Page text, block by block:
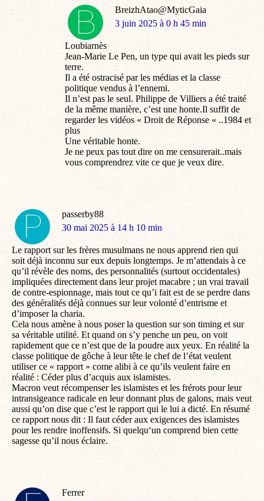
BreizhAtao@MyticGaia
dit
3 juin 2025 à 0 h 45 min
Loubiarnès
Jean-Marie Le Pen, un type qui avait les pieds sur
terre.
Il a été ostracisé par les médias et la classe
politique vendus à l’ennemi.
Il n’est pas le seul. Philippe de Villiers a été traité
de la même manière, c’est une honte.Il suffit de
regarder les vidéos « Droit de Réponse « ..1984 et
plus
Une véritable honte.
Je ne peux pas tout dire on me censurerait..mais
vous comprendrez vite ce que je veux dire.
passerby88
dit
30 mai 2025 à 14 h 10 min
Le rapport sur les frères musulmans ne nous apprend rien qui
soit déjà inconnu sur eux depuis longtemps. Je m’attendais à ce
qu’il révèle des noms, des personnalités (surtout occidentales)
impliquées directement dans leur projet macabre ; un vrai travail
de contre-espionnage, mais tout ce qu’i fait est de se perdre dans
des généralités déjà connues sur leur volonté d’entrisme et
d’imposer la charia.
Cela nous amène à nous poser la question sur son timing et sur
sa véritable utilité. Et quand on s’y penche un peu, on voit
rapidement que ce n’est que de la poudre aux yeux. En réalité la
classe politique de gôche à leur tête le chef de l’état veulent
utiliser ce « rapport » come alibi à ce qu’ils veulent faire en
réalité : Céder plus d’acquis aux islamistes.
Macron veut récompenser les islamistes et les frérots pour leur
intransigeance radicale en leur donnant plus de galons, mais veut
aussi qu’on dise que c’est le rapport qui le lui a dicté. En résumé
ce rapport nous dit : Il faut céder aux exigences des islamistes
pour les rendre inoffensifs. Si quelqu‘un comprend bien cette
sagesse qu’il nous éclaire.
Ferrer